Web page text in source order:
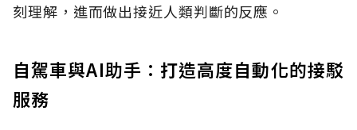
刻理解，進而做出接近人類判斷的反應。
自駕車與AI助手：打造高度自動化的接駁
服務